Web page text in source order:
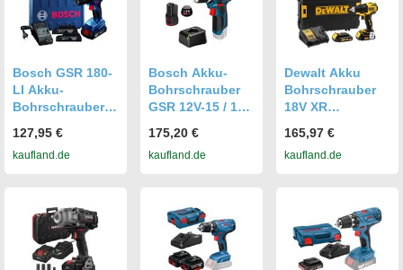
Bosch GSR 180-
LI Akku-
Bohrschrauber
Ladegerät
127,95 €
kaufland.de
Bosch Akku-
Bohrschrauber
GSR 12V-15 / 1x
Ladegerät
175,20 €
kaufland.de
Dewalt Akku
Bohrschrauber
18V XR
Akku 2Ah
Ladegerät
165,97 €
kaufland.de